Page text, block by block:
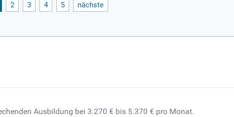
2 3 4 5 nächste
Ausbildung bei 3.270 € bis 5.370 € pro Monat.